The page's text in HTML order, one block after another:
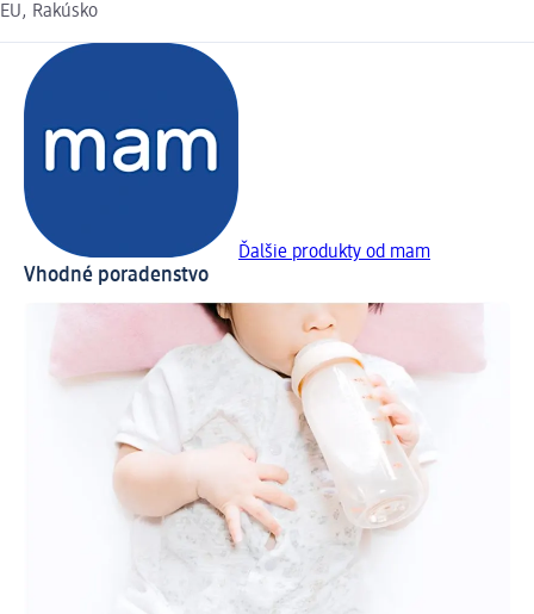
EU, Rakúsko
Ďalšie produkty od mam
Vhodné poradenstvo